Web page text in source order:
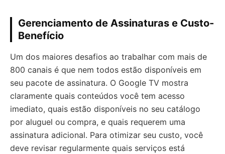
Gerenciamento de Assinaturas e Custo-
Benefício
Um dos maiores desafios ao trabalhar com mais de
800 canais é que nem todos estão disponíveis em
seu pacote de assinatura. O Google TV mostra
claramente quais conteúdos você tem acesso
imediato, quais estão disponíveis no seu catálogo
por aluguel ou compra, e quais requerem uma
assinatura adicional. Para otimizar seu custo, você
deve revisar regularmente quais serviços está